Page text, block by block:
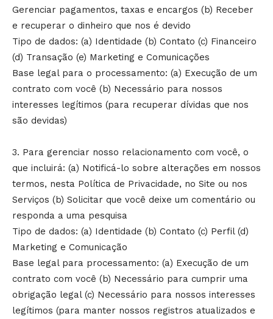
Gerenciar pagamentos, taxas e encargos (b) Receber
e recuperar o dinheiro que nos é devido
Tipo de dados: (a) Identidade (b) Contato (c) Financeiro
(d) Transação (e) Marketing e Comunicações
Base legal para o processamento: (a) Execução de um
contrato com você (b) Necessário para nossos
interesses legítimos (para recuperar dívidas que nos
são devidas)
3. Para gerenciar nosso relacionamento com você, o
que incluirá: (a) Notificá-lo sobre alterações em nossos
termos, nesta Política de Privacidade, no Site ou nos
Serviços (b) Solicitar que você deixe um comentário ou
responda a uma pesquisa
Tipo de dados: (a) Identidade (b) Contato (c) Perfil (d)
Marketing e Comunicação
Base legal para processamento: (a) Execução de um
contrato com você (b) Necessário para cumprir uma
obrigação legal (c) Necessário para nossos interesses
legítimos (para manter nossos registros atualizados e